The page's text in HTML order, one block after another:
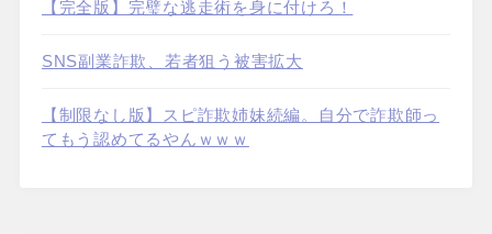
【完全版】完璧な逃走術を身に付けろ！
SNS副業詐欺、若者狙う被害拡大
【制限なし版】スピ詐欺姉妹続編。自分で詐欺師っ
てもう認めてるやんｗｗｗ